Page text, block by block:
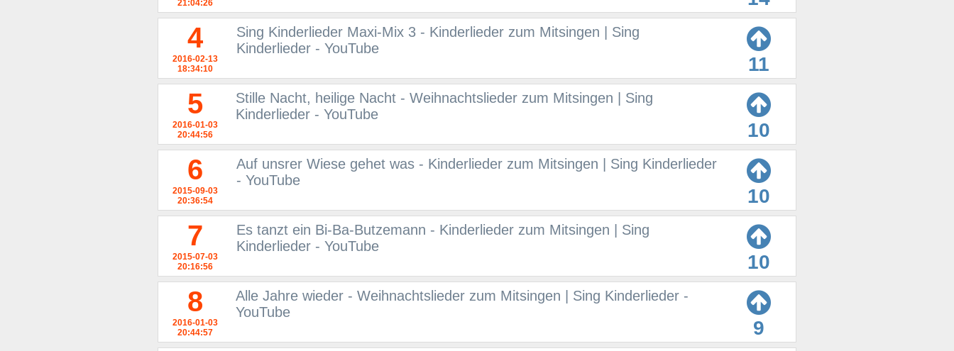
21:04:26
4
2016-02-13
18:34:10
Sing Kinderlieder Maxi-Mix 3 - Kinderlieder zum Mitsingen | Sing
Kinderlieder - YouTube
11
5
2016-01-03
20:44:56
Stille Nacht, heilige Nacht - Weihnachtslieder zum Mitsingen | Sing
Kinderlieder - YouTube
10
6
2015-09-03
20:36:54
Auf unsrer Wiese gehet was - Kinderlieder zum Mitsingen | Sing Kinderlieder
- YouTube
10
7
2015-07-03
20:16:56
Es tanzt ein Bi-Ba-Butzemann - Kinderlieder zum Mitsingen | Sing
Kinderlieder - YouTube
10
8
2016-01-03
20:44:57
Alle Jahre wieder - Weihnachtslieder zum Mitsingen | Sing Kinderlieder -
YouTube
9